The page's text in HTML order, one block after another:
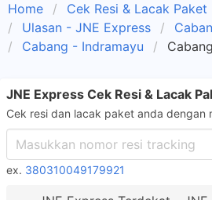
Home
Cek Resi & Lacak
Ulasan - JNE Express
Cabang - Indramayu
JNE Express Cek Resi & Lacak
Cek resi dan lacak paket anda dengan
ex. 380310049179921